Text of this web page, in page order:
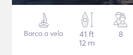
Barca a vela
41 ft
12 m
8